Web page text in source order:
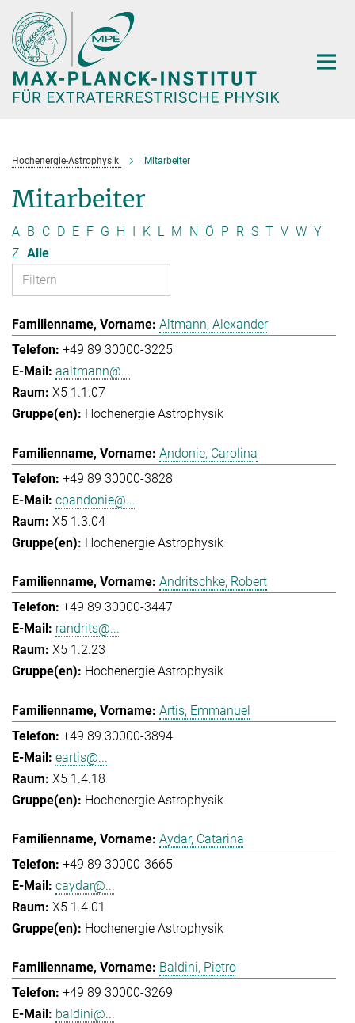
Hauptinhalt
Hochenergie-Astrophysik Mitarbeiter
Mitarbeiter
A B C D E F G H I K L M N Ö P R S T V W Y
Z Alle
Altmann, Alexander
+49 89 30000-3225
aaltmann@...
X5 1.1.07
Hochenergie Astrophysik
Andonie, Carolina
+49 89 30000-3828
cpandonie@...
X5 1.3.04
Hochenergie Astrophysik
Andritschke, Robert
+49 89 30000-3447
randrits@...
X5 1.2.23
Hochenergie Astrophysik
Artis, Emmanuel
+49 89 30000-3894
eartis@...
X5 1.4.18
Hochenergie Astrophysik
Aydar, Catarina
+49 89 30000-3665
caydar@...
X5 1.4.01
Hochenergie Astrophysik
Baldini, Pietro
+49 89 30000-3269
baldini@...